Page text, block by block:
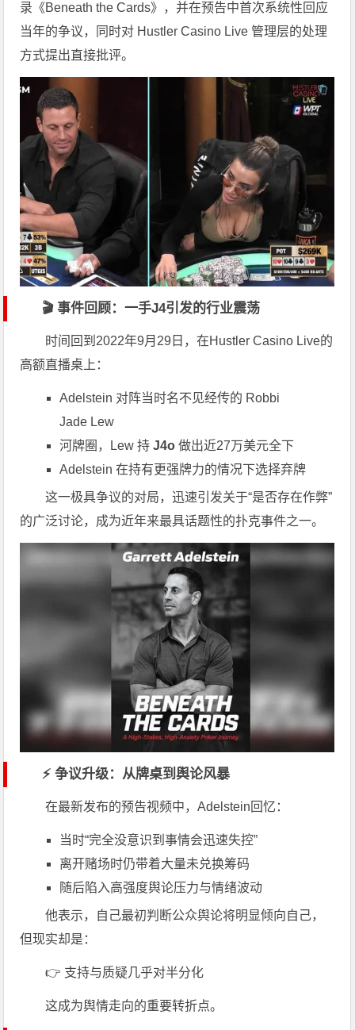
录《Beneath the Cards》，并在预告中首次系统性回应
当年的争议，同时对 Hustler Casino Live 管理层的处理
方式提出直接批评。
🎬 事件回顾：一手J4引发的行业震荡
时间回到2022年9月29日，在Hustler Casino Live的
高额直播桌上：
Adelstein 对阵当时名不见经传的 Robbi
Jade Lew
河牌圈，Lew 持J4o 做出近27万美元全下
Adelstein 在持有更强牌力的情况下选择弃牌
这一极具争议的对局，迅速引发关于“是否存在作弊”
的广泛讨论，成为近年来最具话题性的扑克事件之一。
⚡ 争议升级：从牌桌到舆论风暴
在最新发布的预告视频中，Adelstein回忆：
当时“完全没意识到事情会迅速失控”
离开赌场时仍带着大量未兑换筹码
随后陷入高强度舆论压力与情绪波动
他表示，自己最初判断公众舆论将明显倾向自己，
但现实却是：
👉 支持与质疑几乎对半分化
这成为舆情走向的重要转折点。